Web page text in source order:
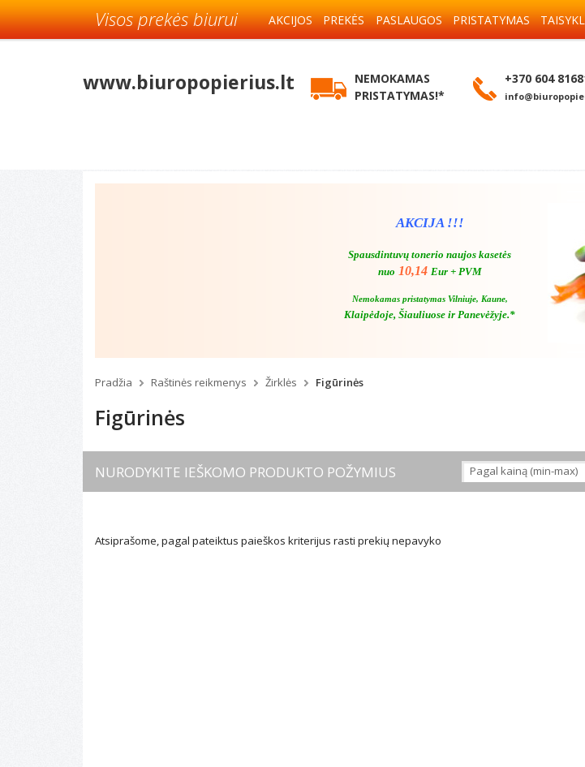
Visos prekės biurui AKCIJOS PREKĖS PASLAUGOS PRISTATYMAS
www.biuropopierius.lt
NEMOKAMAS
PRISTATYMAS!*
+370 604
AKCIJA !!!
Spausdintuvų tonerio naujos kasetės
nuo 10,14 Eur + PVM
Nemokamas pristatymas Vilniuje, Kaune,
Klaipėdoje, Šiauliuose ir Panevėžyje.*
Pradžia Raštinės reikmenys Žirklės Figūrinės
Figūrinės
NURODYKITE IEŠKOMO PRODUKTO POŽYMIUS Pagal kainą (min-max)
Atsiprašome, pagal pateiktus paieškos kriterijus rasti prekių nepavyko